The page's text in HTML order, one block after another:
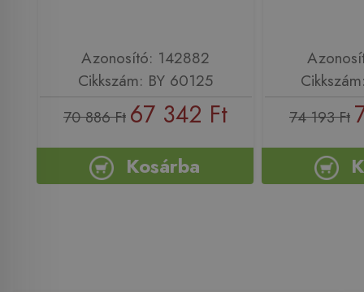
Azonosító: 142882
Cikkszám: BY 60125
70 886 Ft 67 342 Ft
Kosárba
74 193 Ft